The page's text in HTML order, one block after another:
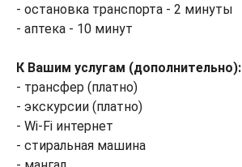
- остановка транспорта - 2 минуты
- аптека - 10 минут
К Вашим услугам (дополнительно):
- трансфер (платно)
- экскурсии (платно)
- Wi-Fi интернет
- стиральная машина